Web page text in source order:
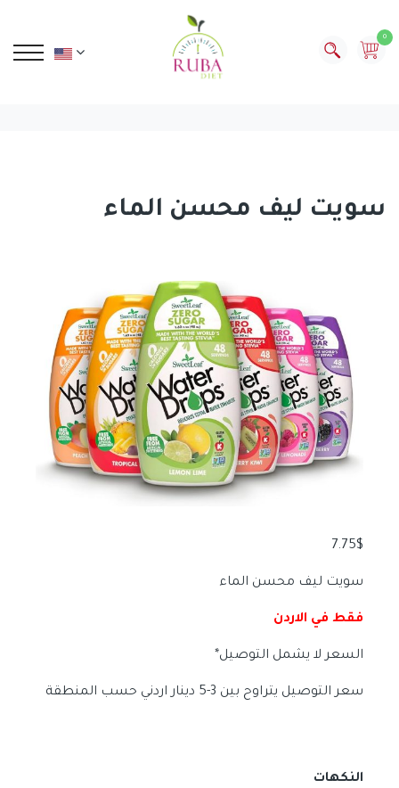
0
سويت ليف محسن الماء
7.75$
سويت ليف محسن الماء
فقط في الاردن
السعر لا يشمل التوصيل*
سعر التوصيل يتراوح بين 3-5 دينار اردني حسب المنطقة
النكهات